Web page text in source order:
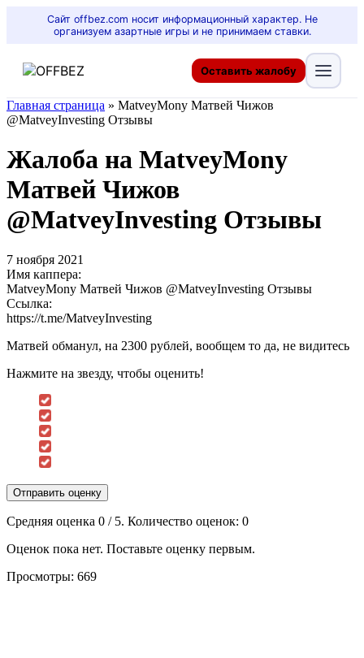
Сайт offbez.com носит информационный характер. Не
организуем азартные игры и не принимаем ставки.
Оставить жалобу
Главная страница » MatveyMony Матвей Чижов
@MatveyInvesting Отзывы
Жалоба на MatveyMony
Матвей Чижов
@MatveyInvesting Отзывы
7 ноября 2021
Имя каппера:
MatveyMony Матвей Чижов @MatveyInvesting Отзывы
Ссылка:
https://t.me/MatveyInvesting
Матвей обманул, на 2300 рублей, вообщем то да, не видитесь
Нажмите на звезду, чтобы оценить!
Отправить оценку
Средняя оценка 0 / 5. Количество оценок: 0
Оценок пока нет. Поставьте оценку первым.
Просмотры: 669